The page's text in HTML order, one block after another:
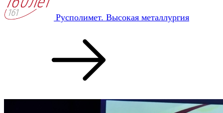
Русполимет. Высокая металлургия